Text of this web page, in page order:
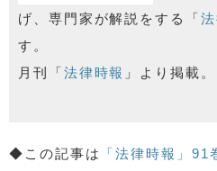
げ、専門家が解説をする「
す。
月刊「法律時報 」より掲載。
◆この記事は 「法律時報」91